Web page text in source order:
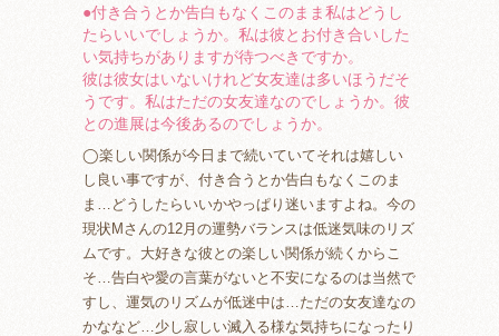
●付き合うとか告白もなくこのまま私はどうし
たらいいでしょうか。私は彼とお付き合いした
い気持ちがありますが待つべきですか。
彼は彼女はいないけれど女友達は多いほうだそ
うです。私はただの女友達なのでしょうか。彼
との進展は今後あるのでしょうか。
◯楽しい関係が今日まで続いていてそれは嬉しい
し良い事ですが、付き合うとか告白もなくこのま
ま…どうしたらいいかやっぱり迷いますよね。今の
現状Mさんの12月の運勢バランスは低迷気味のリズ
ムです。大好きな彼との楽しい関係が続くからこ
そ…告白や愛の言葉がないと不安になるのは当然で
すし、運気のリズムが低迷中は…ただの女友達なの
かななど…少し寂しい滅入る様な気持ちになったり